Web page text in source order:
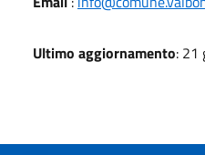
Ultimo aggiornamento: 21